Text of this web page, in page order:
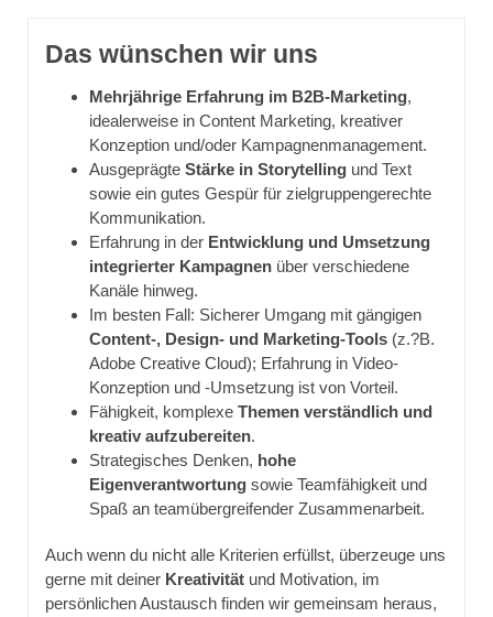
Das wünschen wir uns
Mehrjährige Erfahrung im B2B-Marketing,
idealerweise in Content Marketing, kreativer
Konzeption und/oder Kampagnenmanagement.
Ausgeprägte Stärke in Storytelling und Text
sowie ein gutes Gespür für zielgruppengerechte
Kommunikation.
Erfahrung in der Entwicklung und Umsetzung
integrierter Kampagnen über verschiedene
Kanäle hinweg.
Im besten Fall: Sicherer Umgang mit gängigen
Content-, Design- und Marketing-Tools (z.?B.
Adobe Creative Cloud); Erfahrung in Video-
Konzeption und -Umsetzung ist von Vorteil.
Fähigkeit, komplexe Themen verständlich und
kreativ aufzubereiten.
Strategisches Denken, hohe
Eigenverantwortung sowie Teamfähigkeit und
Spaß an teamübergreifender Zusammenarbeit.
Auch wenn du nicht alle Kriterien erfüllst, überzeuge uns
gerne mit deiner Kreativität und Motivation, im
persönlichen Austausch finden wir gemeinsam heraus,